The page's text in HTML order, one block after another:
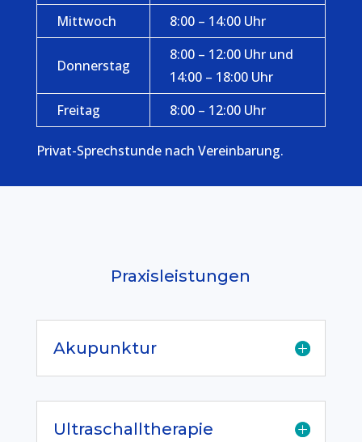
Mittwoch
8:00 – 14:00 Uhr
Donnerstag
8:00 – 12:00 Uhr und
14:00 – 18:00 Uhr
Freitag
8:00 – 12:00 Uhr
Privat-Sprechstunde nach Vereinbarung.
Praxisleistungen
Akupunktur
Ultraschalltherapie